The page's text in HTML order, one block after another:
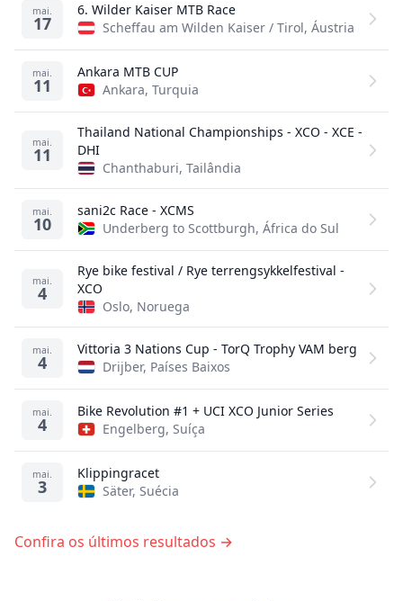
mai.
17
6. Wilder Kaiser MTB Race
Scheffau am Wilden Kaiser / Tirol, Áustria
mai.
11
Ankara MTB CUP
Ankara, Turquia
mai.
11
Thailand National Championships - XCO - XCE -
DHI
Chanthaburi, Tailândia
mai.
10
sani2c Race - XCMS
Underberg to Scottburgh, África do Sul
mai.
4
Rye bike festival / Rye terrengsykkelfestival -
XCO
Oslo, Noruega
mai.
4
Vittoria 3 Nations Cup - TorQ Trophy VAM berg
Drijber, Países Baixos
mai.
4
Bike Revolution #1 + UCI XCO Junior Series
Engelberg, Suíça
mai.
3
Klippingracet
Säter, Suécia
Confira os últimos resultados →